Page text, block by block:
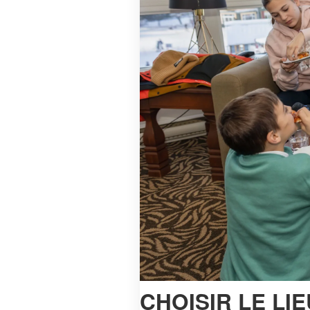
Événement au sommet
Salles de réunion
Offres et forfaits
Équipe des ventes
Découvrir Tremblant
Menu Menu
CHOISIR LE